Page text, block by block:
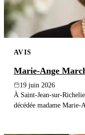
AVIS
Marie-Ange
19 juin 2026
À Saint-Jean-sur-
décédée madame Marie-